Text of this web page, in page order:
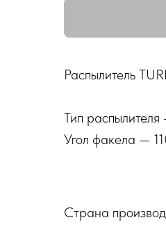
Распылитель
Тип
Угол факела —
Страна